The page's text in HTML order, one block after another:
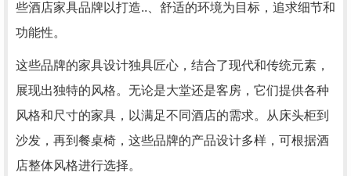
些酒店家具品牌以打造..、舒适的环境为目标，追求细节和
功能性。
这些品牌的家具设计独具匠心，结合了现代和传统元素，
展现出独特的风格。无论是大堂还是客房，它们提供各种
风格和尺寸的家具，以满足不同酒店的需求。从床头柜到
沙发，再到餐桌椅，这些品牌的产品设计多样，可根据酒
店整体风格进行选择。